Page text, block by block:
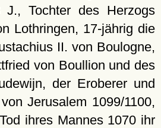
Tochter des Herzogs
Lothringen, 17-jährig die
II. von Boulogne,
von Boullion und des
der Eroberer und
Jerusalem 1099/1100,
ihres Mannes 1070 ihr